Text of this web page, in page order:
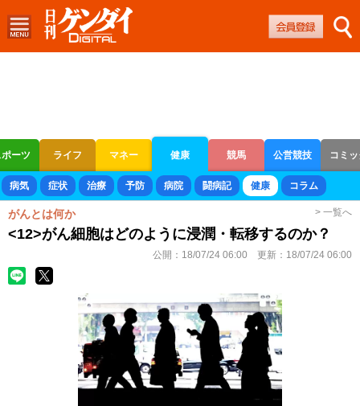
ーツ ライフ マネー 健康 競馬 公営競技 コミ
ボートレース 競輪 オートレース
病気 症状 治療 予防 病院 闘病記 健康 コラム
がんとは何か > 一覧へ
<12>がん細胞はどのように浸潤・転移するのか？
公開： 18/07/24 06:00 更新： 18/07/24 06:00